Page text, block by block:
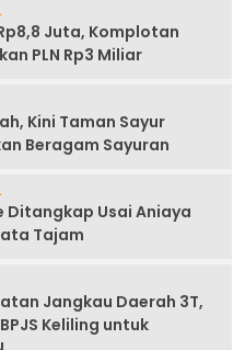
Juta, Komplotan
PLN Rp3 Miliar
Kini Taman Sayur
Beragam Sayuran
Ditangkap Usai Aniaya
Tajam
Jangkau Daerah 3T,
Keliling untuk